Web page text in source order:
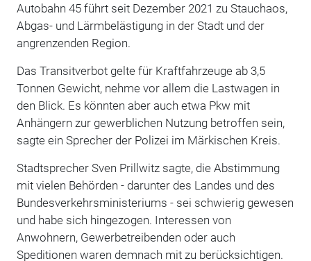
Autobahn 45 führt seit Dezember 2021 zu Stauchaos,
Abgas- und Lärmbelästigung in der Stadt und der
angrenzenden Region.
Das Transitverbot gelte für Kraftfahrzeuge ab 3,5
Tonnen Gewicht, nehme vor allem die Lastwagen in
den Blick. Es könnten aber auch etwa Pkw mit
Anhängern zur gewerblichen Nutzung betroffen sein,
sagte ein Sprecher der Polizei im Märkischen Kreis.
Stadtsprecher Sven Prillwitz sagte, die Abstimmung
mit vielen Behörden - darunter des Landes und des
Bundesverkehrsministeriums - sei schwierig gewesen
und habe sich hingezogen. Interessen von
Anwohnern, Gewerbetreibenden oder auch
Speditionen waren demnach mit zu berücksichtigen.